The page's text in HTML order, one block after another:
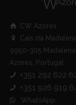
CW Azores
Cais da
9950-305
Azores, Portugal
+351 292 622
+351 926 919
WhatsApp